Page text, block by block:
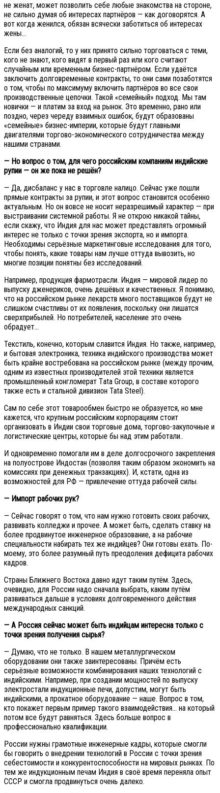
не женат, может позволить себе любые знакомства на стороне,
не сильно думая об интересах партнёров — как договорятся. А
вот когда женился, обязан всячески заботиться об интересах
жены…
Если без аналогий, то у них принято сильно торговаться с теми,
кого не знают, кого видят в первый раз или кого считают
случайным или временным бизнес-партнёром. Если удаётся
заключить долговременные контракты, то они сами позаботятся
о том, чтобы по максимуму включить партнёров во все свои
производственные цепочки. Такой «семейный» подход. Мы там
новички — и платим за вход на рынок. Это временно, рано или
поздно, через череду взаимных ошибок, будут образованы
«семейные» бизнес-империи, которые будут главными
двигателями торгово-экономического сотрудничества между
нашими странами.
— Но вопрос о том, для чего российским компаниям индийские
рупии — он же пока не решён?
— Да, дисбаланс у нас в торговле налицо. Сейчас уже пошли
прямые контракты за рупии, и этот вопрос становится особенно
актуальным. Но он вовсе не носит неразрешимый характер — при
выстраивании системной работы. Я не открою никакой тайны,
если скажу, что Индия для нас может представлять огромный
интерес не только с точки зрения экспорта, но и импорта.
Необходимы серьёзные маркетинговые исследования для того,
чтобы понять, какие товары нам лучше оттуда вывозить, но
многие позиции понятны без исследований.
Например, продукция фармотрасли. Индия — мировой лидер по
выпуску дженериков, очень дешёвых и качественных. Я понимаю,
что на российском рынке лекарств много поставщиков будут не
слишком счастливы от их появления, поскольку они лишатся
сверхприбылей. Но потребителей, население это очень
обрадует…
Текстиль, конечно, которым славится Индия. Но также, например,
и бытовая электроника, техника индийского производства может
быть крайне востребована на российском рынке (между прочим,
одним из известных производителей этой техники является
промышленный конгломерат Тata Group, в составе которого
также есть и стальной дивизион Tata Steel).
Сам по себе этот товарообмен быстро не образуется, но мне
кажется, что крупным российским корпорациям стоит
организовать в Индии свои торговые дома, торгово-закупочные и
логистические центры, которые бы над этим работали..
И одновременно помогали им в деле долгосрочного закрепления
на полуострове Индостан (позволяя таким образом экономить на
комиссиях при денежных транзакциях). И, кстати, одна из
возможностей для РФ — привлечение оттуда рабочей силы.
— Импорт рабочих рук?
— Сейчас говорят о том, что нам нужно готовить своих рабочих,
развивать колледжи и прочее. А может быть, сделать ставку на
более продвинутое инженерное образование, а на рабочие
специальности набирать тех же индийцев? Они готовы ехать. По-
моему, это более разумный путь преодоления дефицита рабочих
кадров.
Страны Ближнего Востока давно идут таким путём. Здесь,
очевидно, для России надо сначала выбрать, каким путём
развиваться дальше в условиях долговременного действия
международных санкций.
— А Россия сейчас может быть индийцам интересна только с
точки зрения получения сырья?
— Думаю, что не только. В нашем металлургическом
оборудовании они также заинтересованы. Причём есть
серьёзные возможности комбинирования наших технологий с
индийскими. Например, при создании мощностей по выпуску
электростали индукционные печи, допустим, могут быть
индийскими, а прокатное оборудование — наше. Вопрос в том,
кто покажет первым пример такого взаимодействия… на который
потом все будут равняться. Здесь больше вопрос в
профессионально квалификации.
России нужны грамотные инженерные кадры, которые смогли
бы говорить о внедрении технологий в России с точки зрения
себестоимости и конкурентоспособности на мировых рынках. По
тем же индукционным печам Индия в своё время переняла опыт
СССР и смогла продвинуться очень далеко.